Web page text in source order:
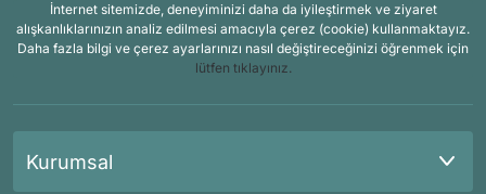
İnternet sitemizde, deneyiminizi daha da iyileştirmek ve ziyaret
alışkanlıklarınızın analiz edilmesi amacıyla çerez (cookie) kullanmaktayız.
Daha fazla bilgi ve çerez ayarlarınızı nasıl değiştireceğinizi öğrenmek için
lütfen tıklayınız.
Kurumsal